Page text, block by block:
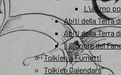
L’ultimo
Abiti della Terra
Abiti della Terra
Il Signore del
Tolkien a Fumetti
Tolkien Calendars